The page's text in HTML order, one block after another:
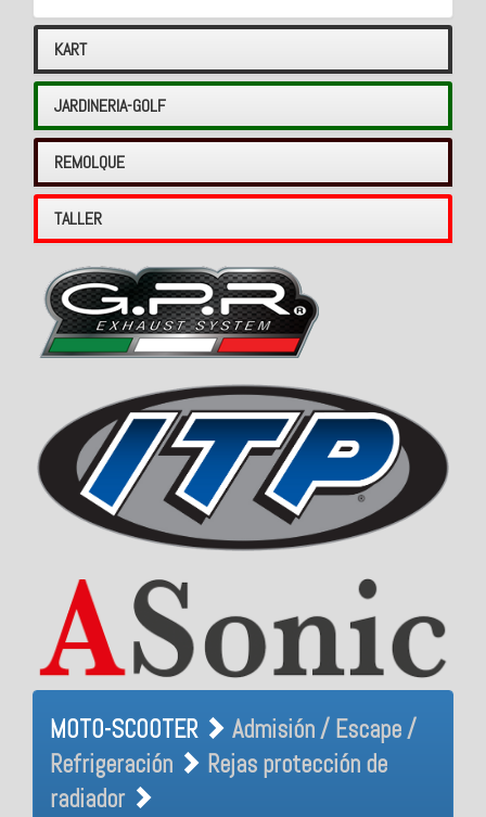
KART
JARDINERIA-GOLF
REMOLQUE
TALLER
MOTO-SCOOTER Admisión /
Escape / Refrigeración
Rejas protección de radiador
MOTO-SCOOTER
Admisión / Escape /
Refrigeración
Rejas protección de
radiador